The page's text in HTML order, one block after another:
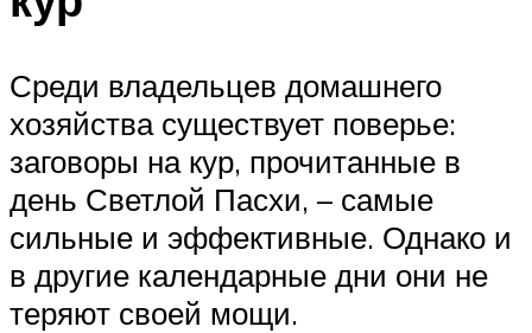
Среди владельцев домашнего
хозяйства существует поверье:
заговоры на кур, прочитанные в
день Светлой Пасхи, – самые
сильные и эффективные. Однако и
в другие календарные дни они не
теряют своей мощи.